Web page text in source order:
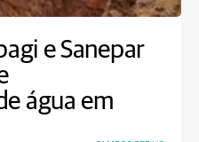
e Sanepar
água em